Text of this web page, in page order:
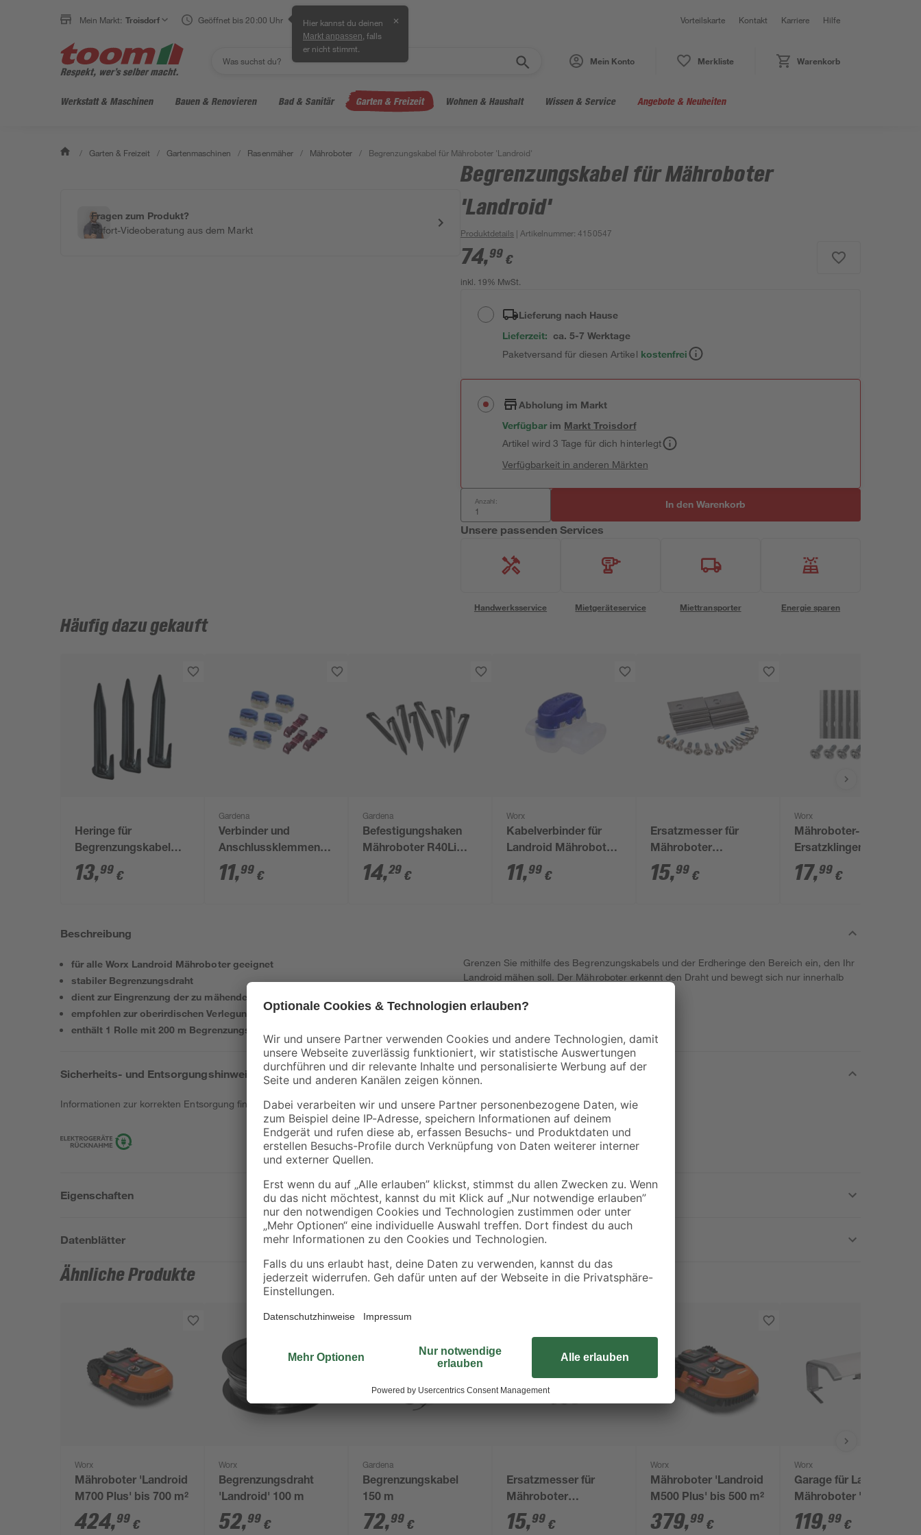
Mein Markt: Troisdorf Geöffnet bis 20:00 Uhr Hier kannst du deinen
Markt anpassen , falls
er nicht stimmt.
✕ Vorteilskarte Kontakt Karriere Hilfe
Mein Konto Merkliste Warenkorb
Werkstatt & Maschinen Bauen & Renovieren Bad & Sanitär Garten & Freizeit Wohnen & Haushalt Wissen & Service Angebote & Neuheiten
/ Garten & Freizeit / Gartenmaschinen / Rasenmäher / Mähroboter / Begrenzungskabel für Mähroboter 'Landroid'
Fragen zum Produkt?
Sofort-Videoberatung aus dem Markt
Begrenzungskabel für Mähroboter
'Landroid'
Produktdetails | Artikelnummer:4150547
74,99 €
inkl. 19% MwSt.
Lieferung nach Hause
Lieferzeit: ca. 5-7 Werktage
Paketversand für diesen Artikel kostenfrei
Abholung im Markt
Verfügbar im MarktTroisdorf
Artikel wird 3 Tage für dich hinterlegt
Verfügbarkeit in anderen Märkten
Anzahl: In den Warenkorb
Unsere passenden Services
Handwerksservice Mietgeräteservice Miettransporter Energie sparen
Häufig dazu gekauft
Heringe für
Begrenzungskabel
'Landroid'
13,99 €
Gardena
Verbinder und
Anschlussklemmen
für Gardena
Mähroboter
11,99 €
Gardena
Befestigungshaken
Mähroboter R40Li
100 Stück
14,29 €
Worx
Kabelverbinder für
Landroid Mähroboter
'WA0198' 5 Stk.
11,99 €
Ersatzmesser für
Mähroboter
'Landroid'
15,99 €
Worx
Mähroboter-
Ersatzklingen
'Landroid' langlebig 6
Stück
17,99 €
Beschreibung
für alle Worx Landroid Mähroboter geeignet
stabiler Begrenzungsdraht
dient zur Eingrenzung der zu mähenden Flächen
empfohlen zur oberirdischen Verlegung
enthält 1 Rolle mit 200 m Begrenzungsdraht
Grenzen Sie mithilfe des Begrenzungskabels und der Erdheringe den Bereich ein, den Ihr
Landroid mähen soll. Der Mähroboter erkennt den Draht und bewegt sich nur innerhalb
Sicherheits- und Entsorgungshinweise
Informationen zur korrekten Entsorgung findest duhier.
Eigenschaften
Datenblätter
Ähnliche Produkte
Worx
Mähroboter 'Landroid
M700 Plus' bis 700 m²
424,99 €
Worx
Begrenzungsdraht
'Landroid' 100 m
52,99 €
Gardena
Begrenzungskabel
150 m
72,99 €
Ersatzmesser für
Mähroboter
'Landroid'
15,99 €
Worx
Mähroboter 'Landroid
M500 Plus' bis 500 m²
379,99 €
Worx
Garage für Landroid-
Mähroboter 'WA0194'
weiß 69 x 55 x 39 cm
119,99 €